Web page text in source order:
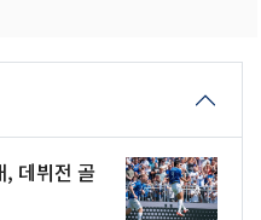
데뷔전 골